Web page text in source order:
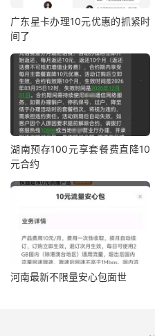
广东星卡办理10元优惠的抓紧时
间了
湖南预存100元享套餐费直降10
元合约
河南最新不限量安心包面世